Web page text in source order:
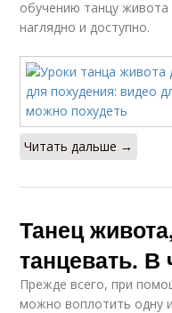
обучению танцу
наглядно и доступно.
Читать дальше →
Танец
танцевать. В
Прежде всего, при
можно воплотить одну